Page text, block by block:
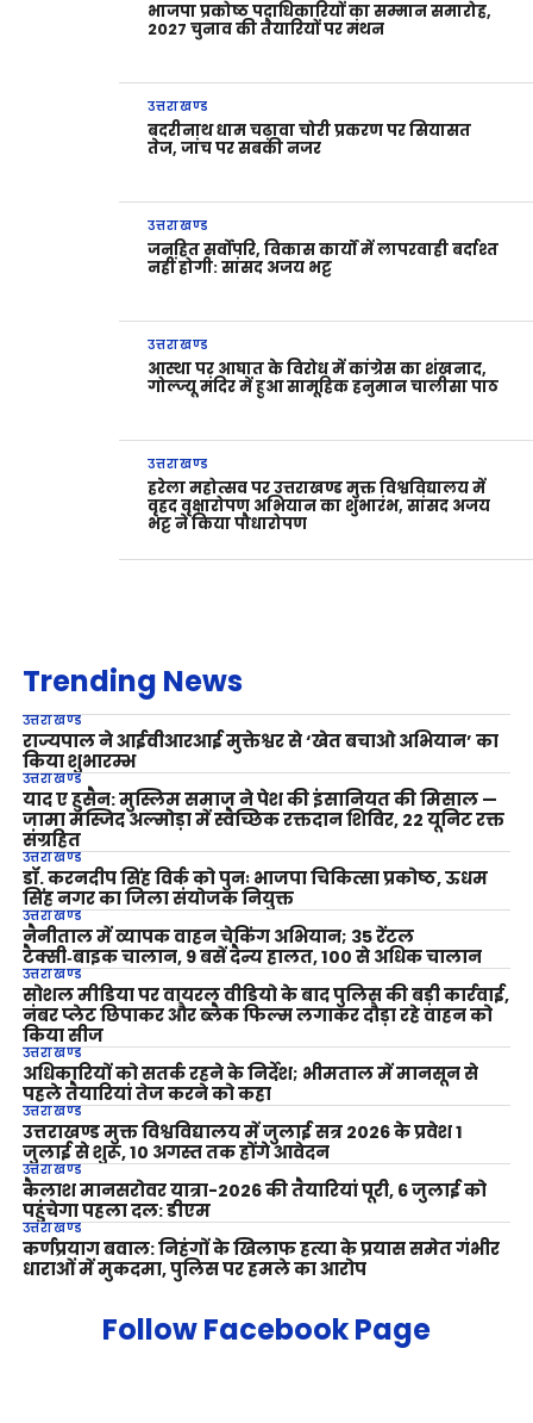
भाजपा प्रकोष्ठ पदाधिकारियों का सम्मान समारोह,
2027 चुनाव की तैयारियों पर मंथन
उत्तराखण्ड
बदरीनाथ धाम चढ़ावा चोरी प्रकरण पर सियासत
तेज, जांच पर सबकी नजर
उत्तराखण्ड
जनहित सर्वोपरि, विकास कार्यों में लापरवाही बर्दाश्त
नहीं होगी: सांसद अजय भट्ट
उत्तराखण्ड
आस्था पर आघात के विरोध में कांग्रेस का शंखनाद,
गोल्ज्यू मंदिर में हुआ सामूहिक हनुमान चालीसा पाठ
उत्तराखण्ड
हरेला महोत्सव पर उत्तराखण्ड मुक्त विश्वविद्यालय में
वृहद वृक्षारोपण अभियान का शुभारंभ, सांसद अजय
भट्ट ने किया पौधारोपण
Trending News
उत्तराखण्ड
राज्यपाल ने आईवीआरआई मुक्तेश्वर से ‘खेत बचाओ अभियान’ का
किया शुभारम्भ
उत्तराखण्ड
याद ए हुसैन: मुस्लिम समाज ने पेश की इंसानियत की मिसाल —
जामा मस्जिद अल्मोड़ा में स्वैच्छिक रक्तदान शिविर, 22 यूनिट रक्त
संग्रहित
उत्तराखण्ड
डॉ. करनदीप सिंह विर्क को पुनः भाजपा चिकित्सा प्रकोष्ठ, ऊधम
सिंह नगर का जिला संयोजक नियुक्त
उत्तराखण्ड
नैनीताल में व्यापक वाहन चेकिंग अभियान; 35 रेंटल
टैक्सी‑बाइक चालान, 9 बसें दैन्य हालत, 100 से अधिक चालान
उत्तराखण्ड
सोशल मीडिया पर वायरल वीडियो के बाद पुलिस की बड़ी कार्रवाई,
नंबर प्लेट छिपाकर और ब्लैक फिल्म लगाकर दौड़ा रहे वाहन को
किया सीज
उत्तराखण्ड
अधिकारियों को सतर्क रहने के निर्देश; भीमताल में मानसून से
पहले तैयारियां तेज करने को कहा
उत्तराखण्ड
उत्तराखण्ड मुक्त विश्वविद्यालय में जुलाई सत्र 2026 के प्रवेश 1
जुलाई से शुरू, 10 अगस्त तक होंगे आवेदन
उत्तराखण्ड
कैलाश मानसरोवर यात्रा-2026 की तैयारियां पूरी, 6 जुलाई को
पहुंचेगा पहला दल: डीएम
उत्तराखण्ड
कर्णप्रयाग बवाल: निहंगों के खिलाफ हत्या के प्रयास समेत गंभीर
धाराओं में मुकदमा, पुलिस पर हमले का आरोप
Follow Facebook Page